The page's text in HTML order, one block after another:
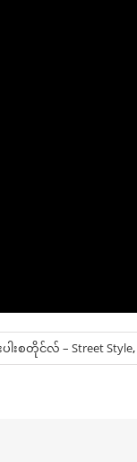
းပါးစတိုင်လ် – Street Style,